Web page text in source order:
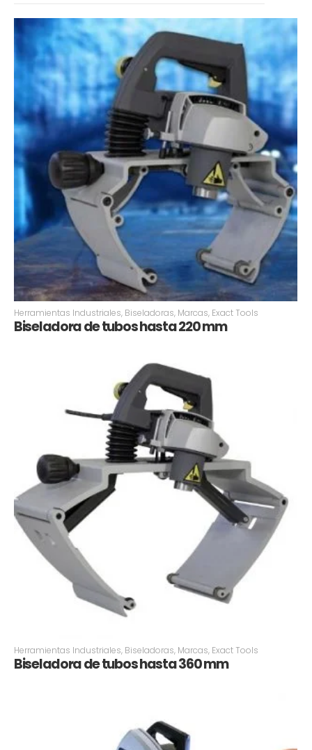
Herramientas Industriales, Biseladoras, Marcas, Exact Tools
Biseladora de tubos hasta 220 mm
Herramientas Industriales, Biseladoras, Marcas, Exact Tools
Biseladora de tubos hasta 360 mm